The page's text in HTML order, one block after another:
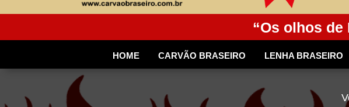
“Os olhos de
HOME CARVÃO BRASEIRO LENHA BRASEIRO